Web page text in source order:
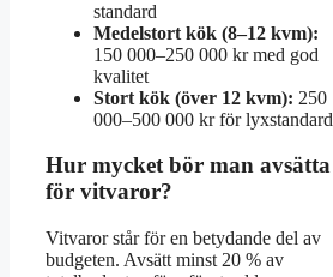
standard
Medelstort kök (8–12 kvm):
150 000–250 000 kr med god
kvalitet
Stort kök (över 12 kvm): 250
000–500 000 kr för lyxstandard
Hur mycket bör man avsätta
för vitvaror?
Vitvaror står för en betydande del av
budgeten. Avsätt minst 20 % av